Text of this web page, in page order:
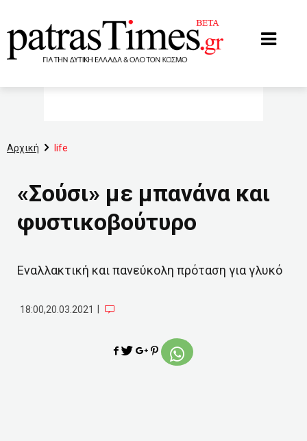
Αρχική life
«Σούσι» με μπανάνα και
φυστικοβούτυρο
Εναλλακτική και πανεύκολη πρόταση για γλυκό
18:00,20.03.2021